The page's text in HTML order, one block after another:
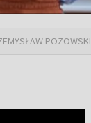
POZOWSKI